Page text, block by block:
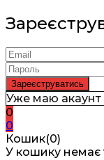
Уже маю акаунт
0
0
Кошик(0)
У кошику немає